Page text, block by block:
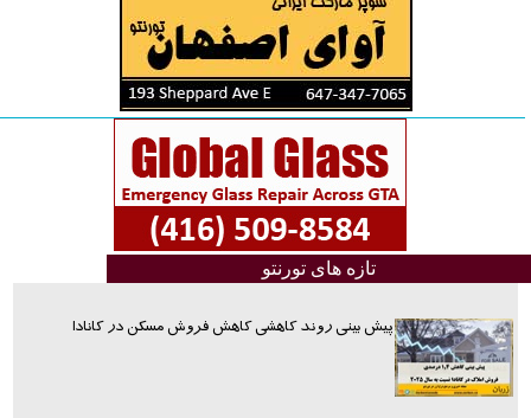
تازه های تورنتو
پیش بینی روند کاهشی کاهش فروش مسکن در کانادا